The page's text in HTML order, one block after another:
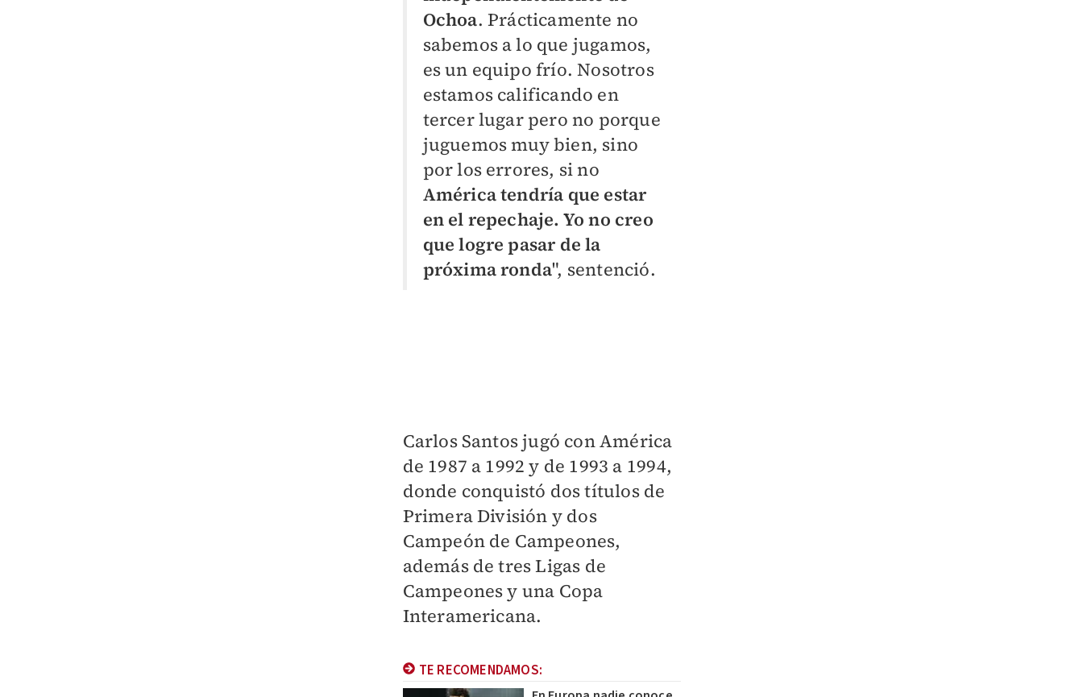
Ochoa. Prácticamente no
sabemos a lo que jugamos,
es un equipo frío. Nosotros
estamos calificando en
tercer lugar pero no porque
juguemos muy bien, sino
por los errores, si no
América tendría que estar
en el repechaje. Yo no creo
que logre pasar de la
próxima ronda", sentenció.
Carlos Santos jugó con América
de 1987 a 1992 y de 1993 a 1994,
donde conquistó dos títulos de
Primera División y dos
Campeón de Campeones,
además de tres Ligas de
Campeones y una Copa
Interamericana.
TE RECOMENDAMOS: